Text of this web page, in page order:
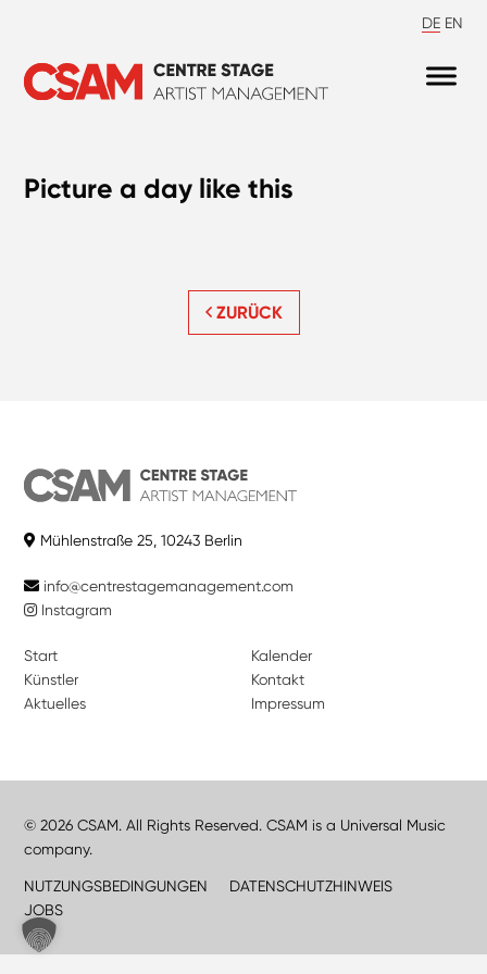
DE EN
Picture a day like this
ZURÜCK
Mühlenstraße 25, 10243 Berlin
info@centrestagemanagement.com
Instagram
Start
Künstler
Aktuelles
Kalender
Kontakt
Impressum
© 2026 CSAM. All Rights Reserved. CSAM is a Universal Music
company.
NUTZUNGSBEDINGUNGEN
DATENSCHUTZHINWEIS
JOBS